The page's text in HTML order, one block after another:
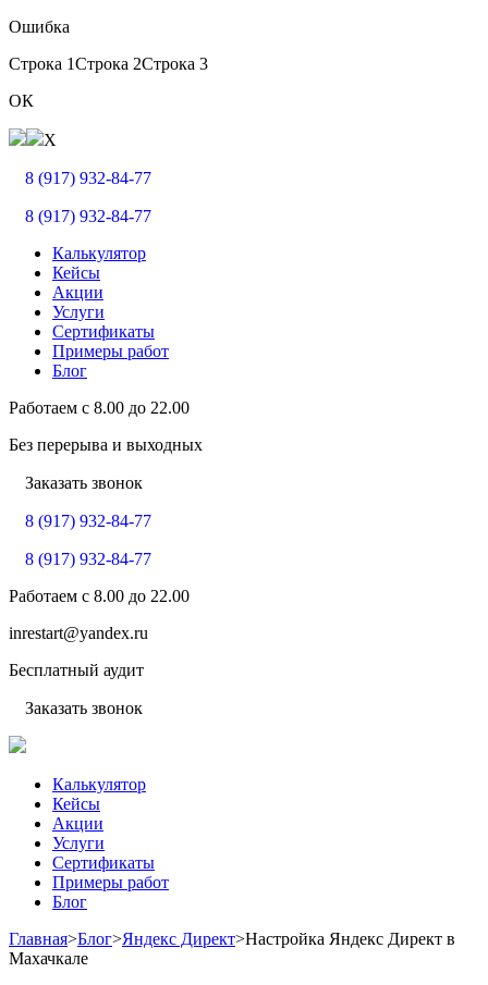
Ошибка
Строка 1Строка 2Строка 3
ОК
X
8 (917) 932-84-77
8 (917) 932-84-77
Калькулятор
Кейсы
Акции
Услуги
Сертификаты
Примеры работ
Блог
Работаем с 8.00 до 22.00
Без перерыва и выходных
Заказать звонок
8 (917) 932-84-77
8 (917) 932-84-77
Работаем с 8.00 до 22.00
inrestart@yandex.ru
Бесплатный аудит
Заказать звонок
Калькулятор
Кейсы
Акции
Услуги
Сертификаты
Примеры работ
Блог
Главная>Блог>Яндекс Директ>Настройка Яндекс Директ в
Махачкале